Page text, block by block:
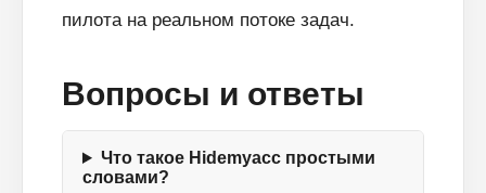
пилота на реальном потоке задач.
Вопросы и ответы
Что такое Hidemyacc простыми
словами?